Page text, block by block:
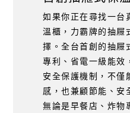
如果你正在尋找一台
溫櫃，力霸牌的抽屜
擇。全台首創的抽屜
專利、省電一級能效
安全保護機制，不僅
感，也兼顧節能、安
無論是早餐店、炸物